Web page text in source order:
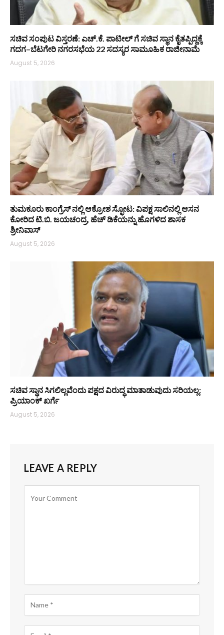
ಸಚಿವ ಸಂಪುಟ ವಿಸ್ತರಣೆ: ಎಚ್.ಕೆ. ಪಾಟೀಲ್ ಗೆ ಸಚಿವ ಸ್ಥಾನ ಕೈತಪ್ಪಿದ್ದಕ್ಕೆ
ಗದಗ–ಬೆಟಗೇರಿ ನಗರಸಭೆಯ 22 ಸದಸ್ಯರ ಸಾಮೂಹಿಕ ರಾಜೀನಾಮೆ
August 5, 2026
ತುಮಕೂರು ಕಾಂಗ್ರೆಸ್ ನಲ್ಲಿ ಆಕ್ರೋಶ ಸ್ಫೋಟ: ವಿಪಕ್ಷ ಸಾಲಿನಲ್ಲಿ ಆಸನ
ಕೋರಿದ ಟಿ.ಬಿ. ಜಯಚಂದ್ರ, ಹೆಚ್ ಡಿಕೆಯನ್ನು ಹೊಗಳಿದ ಶಾಸಕ
ಶ್ರೀನಿವಾಸ್
August 5, 2026
ಸಚಿವ ಸ್ಥಾನ ಸಿಗಲಿಲ್ಲವೆಂದು ಪಕ್ಷದ ವಿರುದ್ಧ ಮಾತಾಡುವುದು ಸರಿಯಲ್ಲ:
ಪ್ರಿಯಾಂಕ್ ಖರ್ಗೆ
August 5, 2026
LEAVE A REPLY